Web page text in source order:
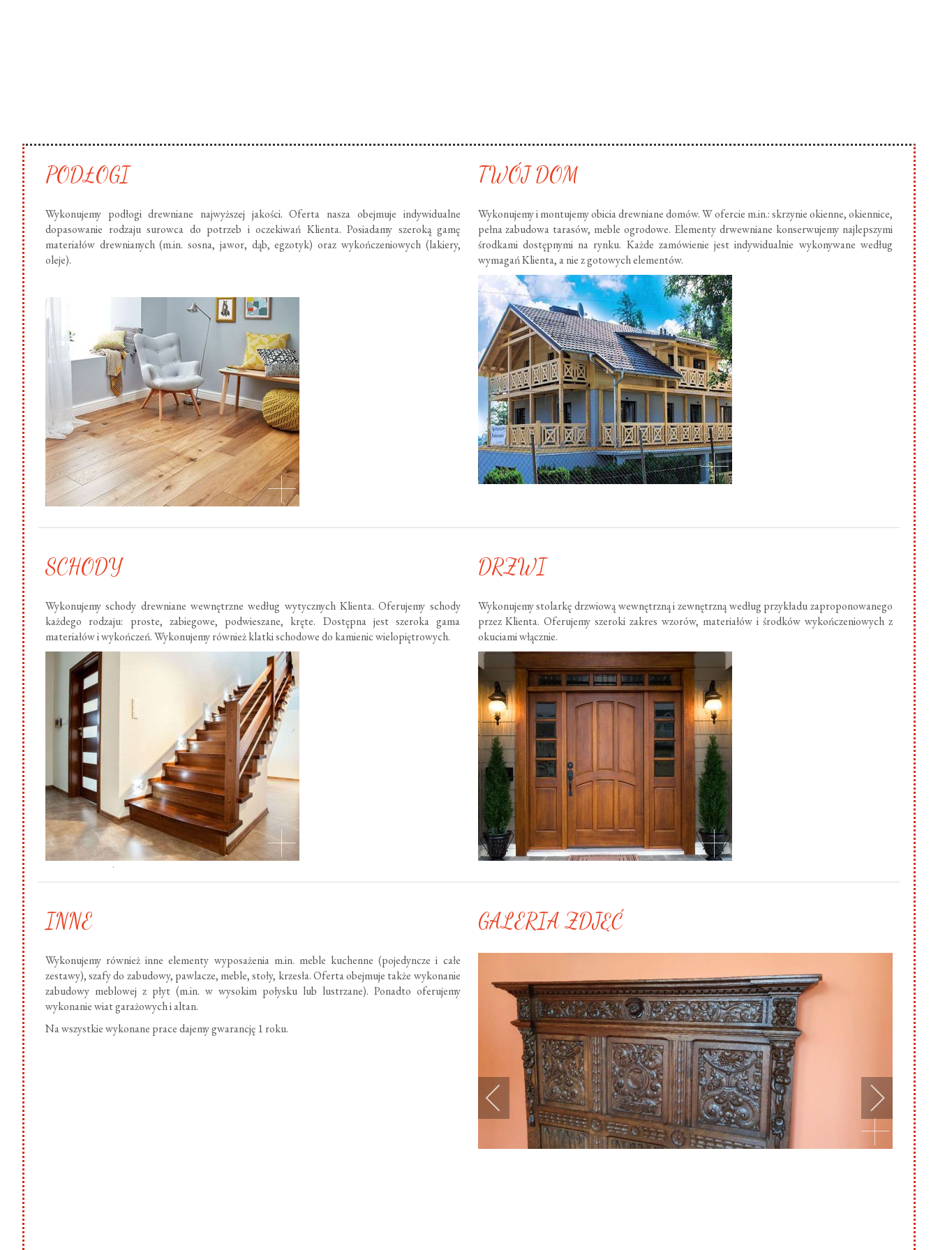
PODŁOGI
Wykonujemy podłogi drewniane najwyższej jakości. Oferta nasza obejmuje indywidualne
dopasowanie rodzaju surowca do potrzeb i oczekiwań Klienta. Posiadamy szeroką gamę
materiałów drewnianych (m.in. sosna, jawor, dąb, egzotyk) oraz wykończeniowych (lakiery,
oleje).
TWÓJ DOM
Wykonujemy i montujemy obicia drewniane domów. W ofercie m.in.: skrzynie okienne, okiennice,
pełna zabudowa tarasów, meble ogrodowe. Elementy drwewniane konserwujemy najlepszymi
środkami dostępnymi na rynku. Każde zamówienie jest indywidualnie wykonywane według
wymagań Klienta, a nie z gotowych elementów.
SCHODY
Wykonujemy schody drewniane wewnętrzne według wytycznych Klienta. Oferujemy schody
każdego rodzaju: proste, zabiegowe, podwieszane, kręte. Dostępna jest szeroka gama
materiałów i wykończeń. Wykonujemy również klatki schodowe do kamienic wielopiętrowych.
DRZWI
Wykonujemy stolarkę drzwiową wewnętrzną i zewnętrzną według przykładu zaproponowanego
przez Klienta. Oferujemy szeroki zakres wzorów, materiałów i środków wykończeniowych z
okuciami włącznie.
INNE
Wykonujemy również inne elementy wyposażenia m.in. meble kuchenne (pojedyncze i całe
zestawy), szafy do zabudowy, pawlacze, meble, stoły, krzesła. Oferta obejmuje także wykonanie
zabudowy meblowej z płyt (m.in. w wysokim połysku lub lustrzane). Ponadto oferujemy
wykonanie wiat garażowych i altan.
Na wszystkie wykonane prace dajemy gwarancję 1 roku.
GALERIA ZDJĘĆ
.